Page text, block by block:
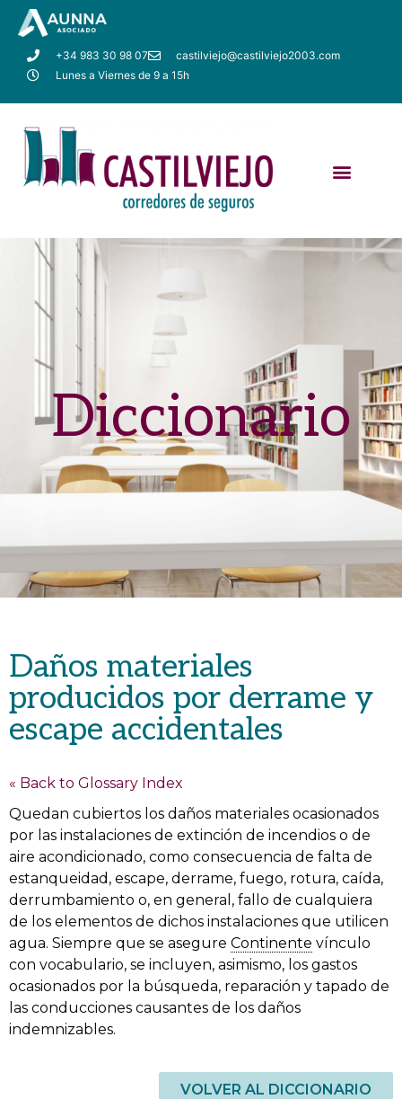
+34 983 30 98 07
castilviejo@castilviejo2003.com
Lunes a Viernes de 9 a 15h
Diccionario
Daños materiales
producidos por derrame y
escape accidentales
« Back to Glossary Index
Quedan cubiertos los daños materiales ocasionados
por las instalaciones de extinción de incendios o de
aire acondicionado, como consecuencia de falta de
estanqueidad, escape, derrame, fuego, rotura, caída,
derrumbamiento o, en general, fallo de cualquiera
de los elementos de dichos instalaciones que utilicen
agua. Siempre que se asegure Continente vínculo
con vocabulario, se incluyen, asimismo, los gastos
ocasionados por la búsqueda, reparación y tapado de
las conducciones causantes de los daños
indemnizables.
VOLVER AL DICCIONARIO